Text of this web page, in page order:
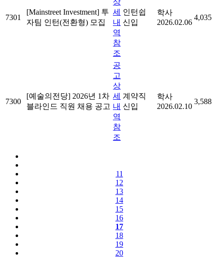
7301
[Mainstreet Investment] 투
자팀 인턴(전환형) 모집
상
세
내
역
참
조
인턴쉽
신입
학사
2026.02.06
4,035
7300
[예술의전당] 2026년 1차
블라인드 직원 채용 공고
공
고
상
세
내
역
참
조
계약직
신입
학사
2026.02.10
3,588
11
12
13
14
15
16
17
18
19
20